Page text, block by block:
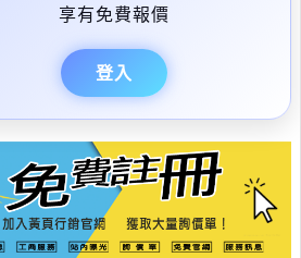
享有免費報價
登入